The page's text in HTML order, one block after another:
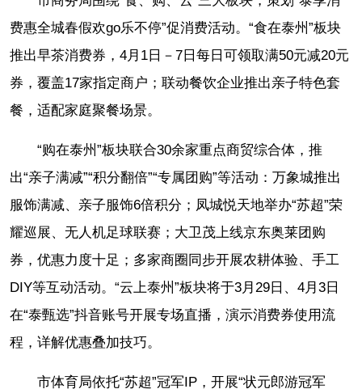
费惠全城春假欢go乐不停”促消费活动。“食在泰州”板块
推出早茶消费券，4月1日－7日每日可领取满50元减20元
券，覆盖17家指定商户；联动餐饮企业推出亲子特色套
餐，适配家庭聚餐场景。
“购在泰州”板块联合30余家重点商贸综合体，推
出“亲子满减”“积分翻倍”“专属团购”等活动：万象城推出
服饰满减、亲子服饰6倍积分；凤城悦天地举办“苏超”荣
耀巡展、无人机足球联赛；大卫茂上线京东奥莱团购
券，优惠力度十足；多家商圈同步开展农耕体验、手工
DIY等互动活动。“云上泰州”板块将于3月29日、4月3日
在“泰甄选”抖音账号开展专场直播，演示消费券使用流
程，详解优惠叠加技巧。
市体育局依托“苏超”冠军IP，开展“状元郎游冠军